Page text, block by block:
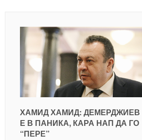
ХАМИД ХАМИД: ДЕМЕРДЖИЕВ
Е В ПАНИКА, КАРА НАП ДА ГО
“ПЕРЕ”